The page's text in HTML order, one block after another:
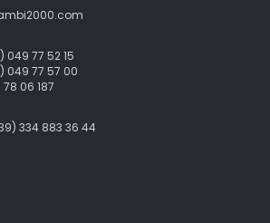
049 77 52 15
049 77 57 00
06 187
334 883 36 44